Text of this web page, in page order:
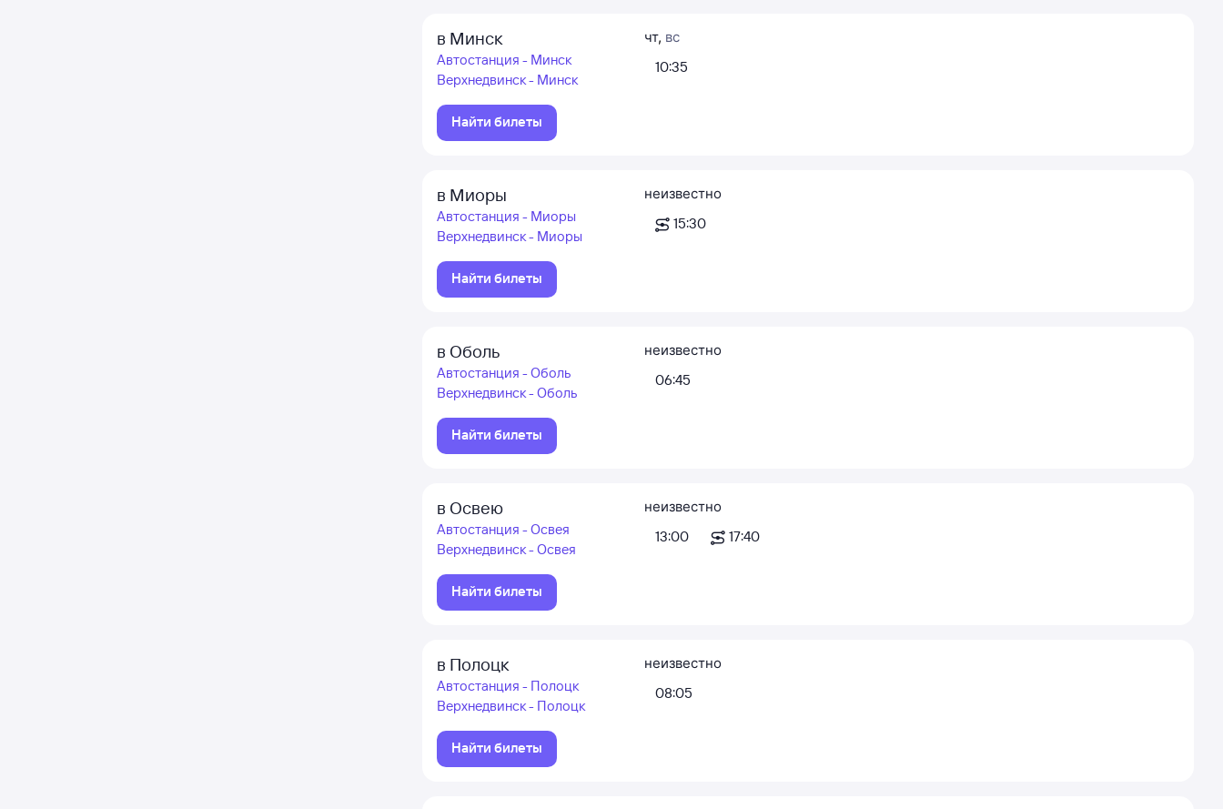
в Минск
Автостанция - Минск
Верхнедвинск - Минск
Найти билеты
чт, вс
10:35
в Миоры
Автостанция - Миоры
Верхнедвинск - Миоры
Найти билеты
неизвестно
15:30
в Оболь
Автостанция - Оболь
Верхнедвинск - Оболь
Найти билеты
неизвестно
06:45
в Освею
Автостанция - Освея
Верхнедвинск - Освея
Найти билеты
неизвестно
13:00
17:40
в Полоцк
Автостанция - Полоцк
Верхнедвинск - Полоцк
Найти билеты
неизвестно
08:05